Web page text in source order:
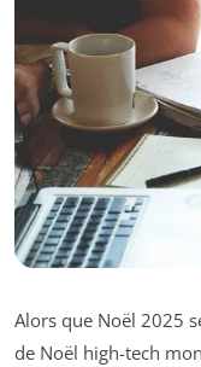
Alors que Noël 2025
de Noël high-tech